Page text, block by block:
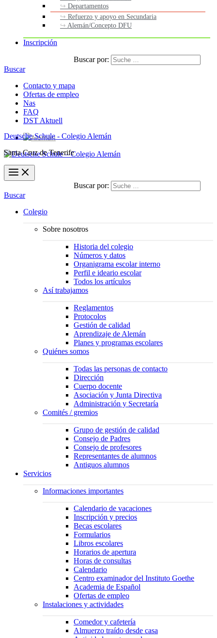
Departamentos
Refuerzo y apoyo en Secundaria
Alemán/Concepto DFU
Inscripción
Buscar por:
Buscar
Contacto y mapa
Ofertas de empleo
Nas
FAQ
DST Aktuell
Deutsche Schule - Colegio Alemán
Santa Cruz de Tenerife
Buscar por:
Buscar
Colegio
Sobre nosotros
Historia del colegio
Números y datos
Organigrama escolar interno
Perfil e ideario escolar
Todos los artículos
Así trabajamos
Reglamentos
Protocolos
Gestión de calidad
Aprendizaje de Alemán
Planes y programas escolares
Quiénes somos
Todas las personas de contacto
Dirección
Cuerpo docente
Asociación y Junta Directiva
Administración y Secretaría
Comités / gremios
Grupo de gestión de calidad
Consejo de Padres
Consejo de profesores
Representantes de alumnos
Antiguos alumnos
Servicios
Informaciones importantes
Calendario de vacaciones
Inscripción y precios
Becas escolares
Formularios
Libros escolares
Horarios de apertura
Horas de consultas
Calendario
Centro examinador del Instituto Goethe
Academia de Español
Ofertas de empleo
Instalaciones y actividades
Comedor y cafetería
Almuerzo traído desde casa